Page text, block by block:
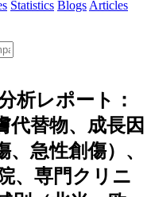
Statistics Blogs Articles
析レポート：
代替物、成長因
急性創傷）、
、専門クリニ